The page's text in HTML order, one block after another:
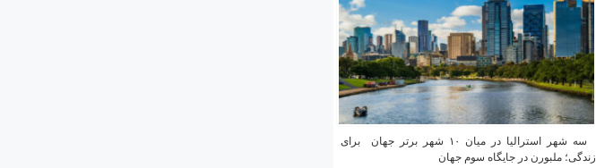
سه شهر استرالیا در میان ۱۰ شهر برتر جهان برای
زندگی؛ ملبورن در جایگاه سوم جهان